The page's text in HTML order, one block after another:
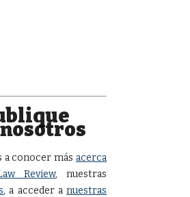
a conocer más acerca
Review, nuestras
, a acceder a nuestras